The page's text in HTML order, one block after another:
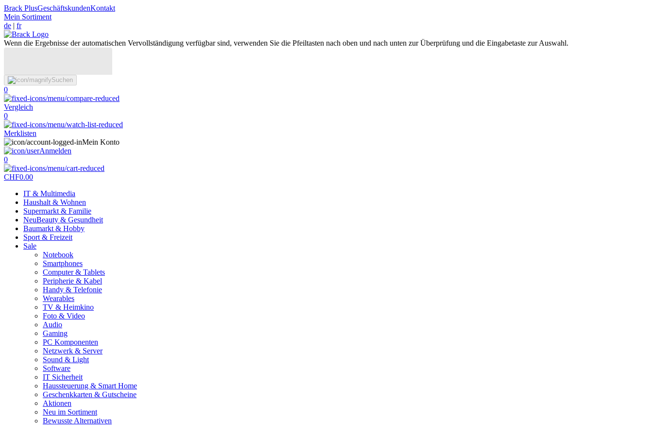
Brack PlusGeschäftskundenKontakt
Mein Sortiment
de | fr
Wenn die Ergebnisse der automatischen Vervollständigung verfügbar sind, verwenden Sie die Pfeiltasten nach oben und nach unten zur Überprüfung und die Eingabetaste zur Auswahl.
Suchen
0
Vergleich
0
Merklisten
Mein Konto
Anmelden
0
CHF0.00
IT & Multimedia
Haushalt & Wohnen
Supermarkt & Familie
NeuBeauty & Gesundheit
Baumarkt & Hobby
Sport & Freizeit
Sale
Notebook
Smartphones
Computer & Tablets
Peripherie & Kabel
Handy & Telefonie
Wearables
TV & Heimkino
Foto & Video
Audio
Gaming
PC Komponenten
Netzwerk & Server
Sound & Light
Software
IT Sicherheit
Haussteuerung & Smart Home
Geschenkkarten & Gutscheine
Aktionen
Neu im Sortiment
Bewusste Alternativen